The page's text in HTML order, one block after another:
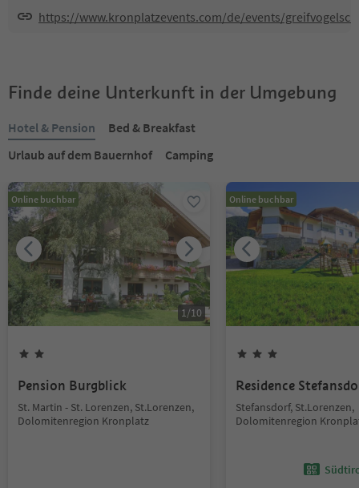
https://www.kronplatzevents.com/de/events/
Finde deine Unterkunft in der Umgebung
Hotel & Pension
Bed & Breakfast
Urlaub auf dem Bauernhof
Camping
Online buchbar
1/10
Pension Burgblick
St. Martin - St. Lorenzen, St.Lorenzen,
Dolomitenregion Kronplatz
Online buchbar
Residence
Stefansdorf, St.Lorenzen,
Dolomitenregion